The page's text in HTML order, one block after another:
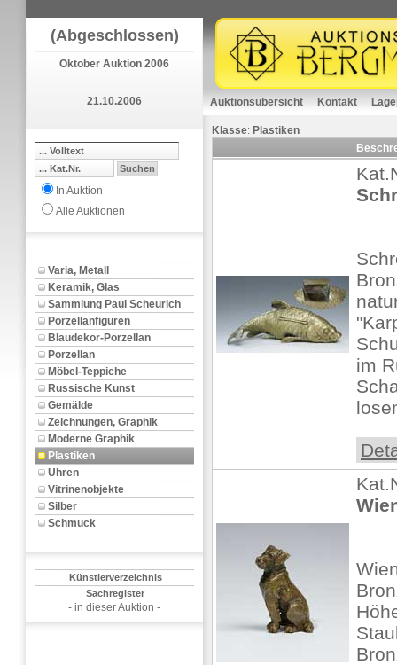
(Abgeschlossen)
Oktober Auktion 2006
21.10.2006
In Auktion
Alle Auktionen
Varia, Metall
Keramik, Glas
Sammlung Paul Scheurich
Porzellanfiguren
Blaudekor-Porzellan
Porzellan
Möbel-Teppiche
Russische Kunst
Gemälde
Zeichnungen, Graphik
Moderne Graphik
Plastiken
Uhren
Vitrinenobjekte
Silber
Schmuck
Künstlerverzeichnis
Sachregister
- in dieser Auktion -
Auktionsübersicht Kontakt
Klasse: Plastiken
im